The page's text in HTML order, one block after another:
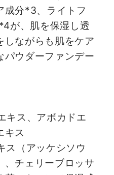
成分*3、ライトフ
が、肌を保湿し透
しながらも肌をケア
パウダーファンデー
キス、アボカドエ
キス
ス（アッケシソウ
、チェリーブロッサ